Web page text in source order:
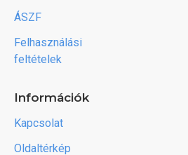
ÁSZF
Felhasználási
feltételek
Információk
Kapcsolat
Oldaltérkép